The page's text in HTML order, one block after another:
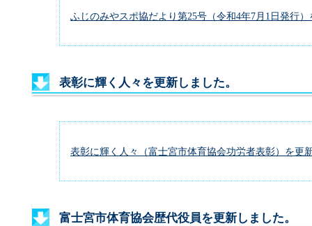
ふじのみやスポ協だより第25号（令和4年7月1日発行
表彰に輝く人々を更新しました。
表彰に輝く人々（富士宮市体育協会功労者表彰）を更
富士宮市体育協会歴代役員を更新しました。